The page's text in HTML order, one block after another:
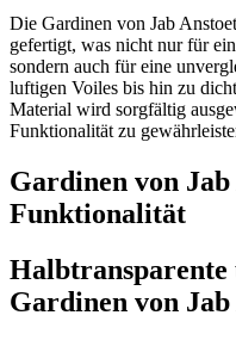
Die Gardinen von Jab
gefertigt, was nicht nur für
sondern auch für eine
luftigen Voiles bis hin zu
Material wird sorgfältig
Funktionalität zu
Gardinen von
Funktionalität
Halbtransparente
Gardinen von Jab